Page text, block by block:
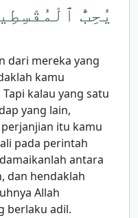
يُحِبُّ
dari mereka yang
kamu
kalau yang satu
yang lain,
itu kamu
pada perintah
antara
dan hendaklah
Allah
berlaku adil.